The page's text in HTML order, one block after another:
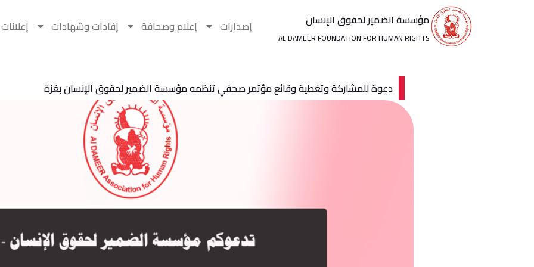
مؤسسة الضمير لحقوق الإنسان
AL DAMEER FOUNDATION FOR HUMAN RIGHTS
إصدارات إعلام وصحافة إفادات وشهادات إعلانات
دعوة للمشاركة وتغطية وقائع مؤتمر صحفي تنظمه مؤسسة الضمير لحقوق الإنسان بغزة